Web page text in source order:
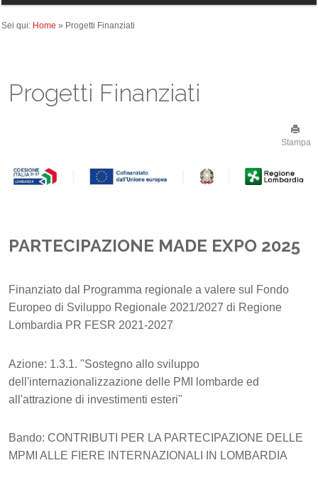
Sei qui: Home » Progetti Finanziati
Progetti Finanziati
Stampa
PARTECIPAZIONE MADE EXPO 2025
Finanziato dal Programma regionale a valere sul Fondo
Europeo di Sviluppo Regionale 2021/2027 di Regione
Lombardia PR FESR 2021-2027
Azione: 1.3.1. "Sostegno allo sviluppo
dell'internazionalizzazione delle PMI lombarde ed
all'attrazione di investimenti esteri"
Bando: CONTRIBUTI PER LA PARTECIPAZIONE DELLE
MPMI ALLE FIERE INTERNAZIONALI IN LOMBARDIA